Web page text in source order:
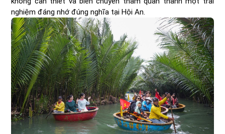
nghiệm đáng nhớ đúng nghĩa tại Hội An.